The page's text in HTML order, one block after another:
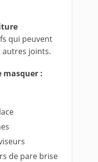
qui peuvent
autres joints.
masquer :
de pare brise